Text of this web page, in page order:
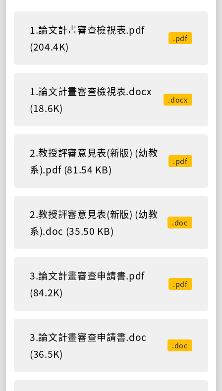
1.論文計晝審查檢視表.pdf
(204.4K)
.pdf
1.論文計晝審查檢視表.docx
(18.6K)
.docx
2.教授評審意見表(新版) (幼教
系).pdf (81.54 KB)
.pdf
2.教授評審意見表(新版) (幼教
系).doc (35.50 KB)
.doc
3.論文計畫審查申請書.pdf
(84.2K)
.pdf
3.論文計畫審查申請書.doc
(36.5K)
.doc